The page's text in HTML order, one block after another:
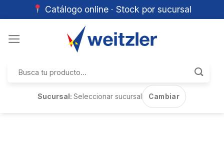
Catálogo online · Stock por sucursal
por:
Sucursal:Seleccionar sucursal Cambiar